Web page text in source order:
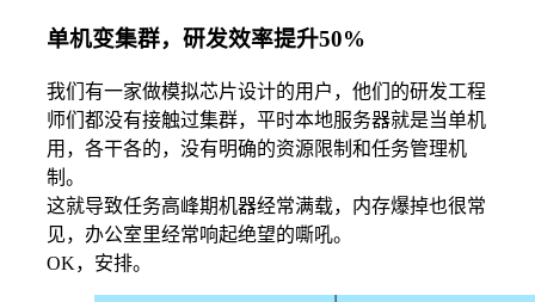
单机变集群，研发效率提升50%
我们有一家做模拟芯片设计的用户，他们的研发工程
师们都没有接触过集群，平时本地服务器就是当单机
用，各干各的，没有明确的资源限制和任务管理机
制。
这就导致任务高峰期机器经常满载，内存爆掉也很常
见，办公室里经常响起绝望的嘶吼。
OK，安排。